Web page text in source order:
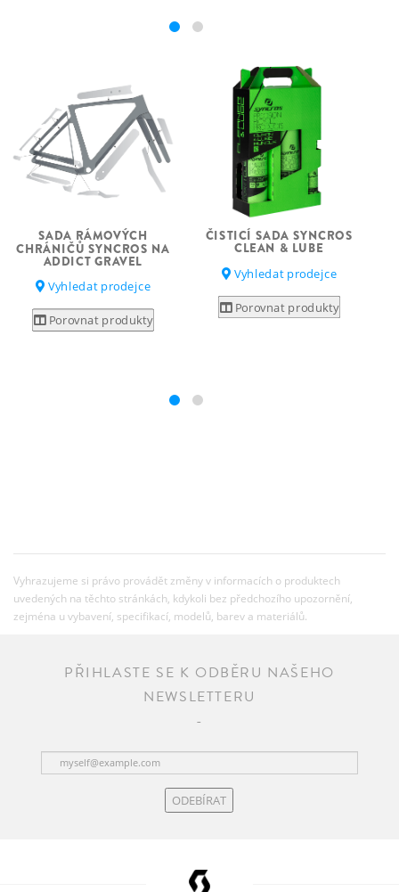
SADA RÁMOVÝCH
CHRÁNIČŮ SYNCROS NA
ADDICT GRAVEL
Vyhledat prodejce
Porovnat produkty
ČISTICÍ SADA SYNCROS
CLEAN & LUBE
Vyhledat prodejce
Porovnat produkty
Vyhrazujeme si právo provádět změny v informacích o produktech
uvedených na těchto stránkách, kdykoli bez předchozího upozornění,
zejména u vybavení, specifikací, modelů, barev a materiálů.
PŘIHLASTE SE K ODBĚRU NAŠEHO
NEWSLETTERU
ODEBÍRAT